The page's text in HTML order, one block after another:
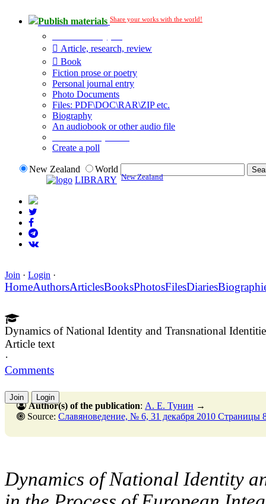
Publish materials Share your works with the world!
Article, research, review
Book
Fiction prose or poetry
Personal journal entry
Photo Documents
Files: PDF\DOC\RAR\ZIP etc.
Biography
An audiobook or other audio file
Create a poll
New Zealand
World
LIBRARY New Zealand
Join · Login ·
HomeAuthorsArticlesBooksPhotosFilesDiaries
Dynamics of National Identity and Transnational
Article text
·
Comments
Join Login
Author(s) of the publication: А. Е. Тунин →
Source: Славяноведение, № 6, 31 декабря 2010 Страницы
Dynamics of National Identity